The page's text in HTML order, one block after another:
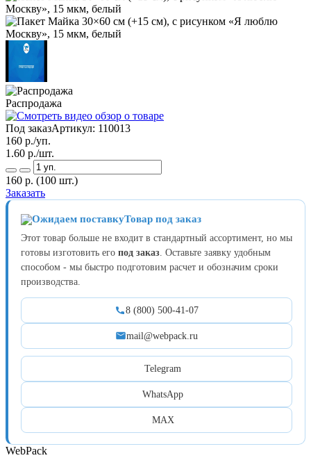
Распродажа
Под заказАртикул: 110013
160 р./уп.
1.60 р./шт.
160 р. (100 шт.)
Заказать
Товар под заказ
Этот товар больше не входит в стандартный ассортимент, но мы
готовы изготовить его под заказ . Оставьте заявку удобным
способом - мы быстро подготовим расчет и обозначим сроки
производства.
8 (800) 500-41-07
mail@webpack.ru
Telegram
WhatsApp
MAX
WebPack